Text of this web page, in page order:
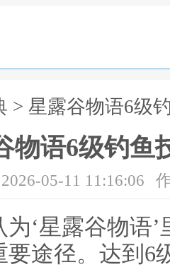
> 星露谷物语6级
物语6级钓鱼
05-11 11:16:06
‘星露谷物语
要途径。达到6